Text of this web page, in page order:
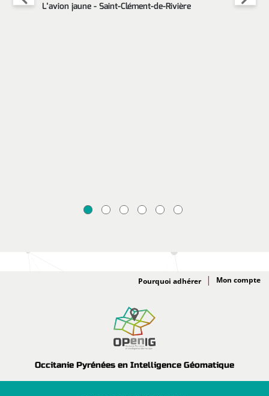
L’avion jaune - Saint-Clément-de-Rivière
Occitanie Pyrénées en Intelligence Géomatique
Adhésion
Pourquoi adhérer